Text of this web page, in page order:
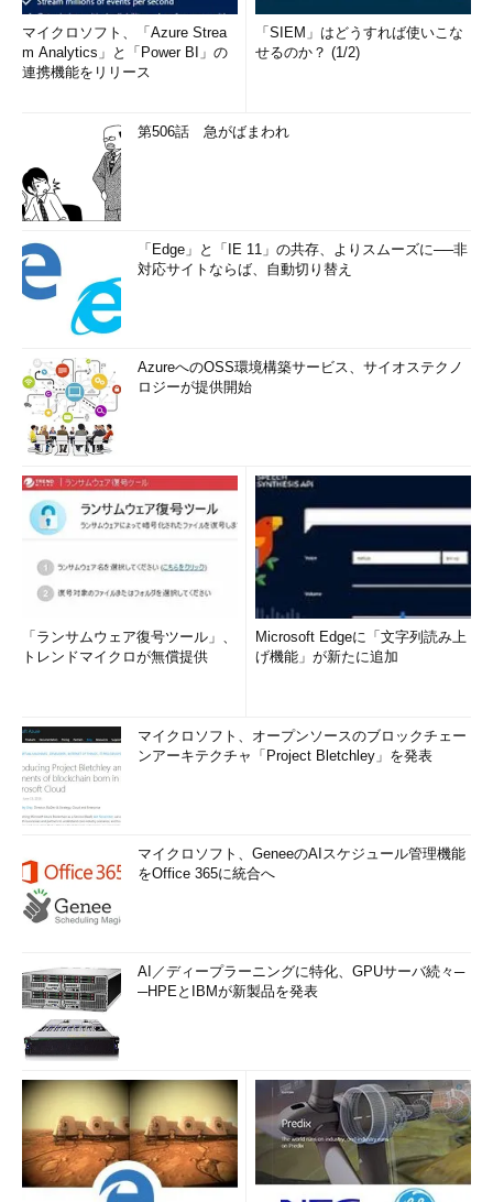
マイクロソフト、「Azure Strea
m Analytics」と「Power BI」の
連携機能をリリース
「SIEM」はどうすれば使いこな
せるのか？ (1/2)
第506話 急がばまわれ
「Edge」と「IE 11」の共存、よりスムーズに──非
対応サイトならば、自動切り替え
AzureへのOSS環境構築サービス、サイオステクノ
ロジーが提供開始
「ランサムウェア復号ツール」、
トレンドマイクロが無償提供
Microsoft Edgeに「文字列読み上
げ機能」が新たに追加
マイクロソフト、オープンソースのブロックチェー
ンアーキテクチャ「Project Bletchley」を発表
マイクロソフト、GeneeのAIスケジュール管理機能
をOffice 365に統合へ
AI／ディープラーニングに特化、GPUサーバ続々─
─HPEとIBMが新製品を発表